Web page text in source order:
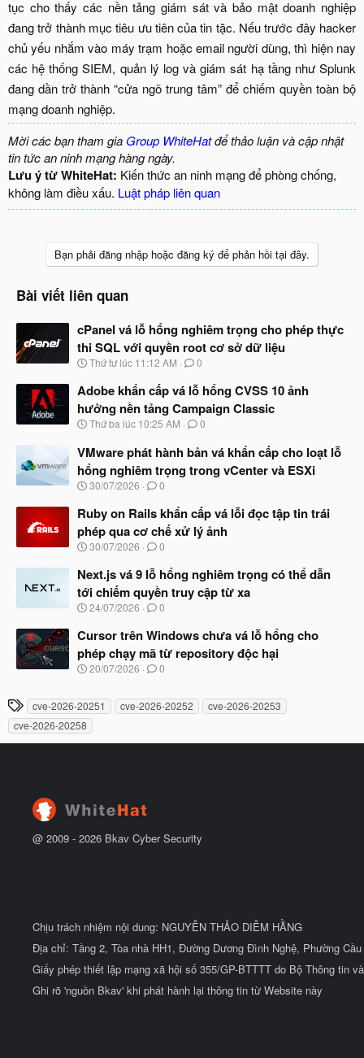
tục cho thấy các nền tảng giám sát và bảo mật doanh nghiệp
đang trở thành mục tiêu ưu tiên của tin tặc. Nếu trước đây hacker
chủ yếu nhắm vào máy trạm hoặc email người dùng, thì hiện nay
các hệ thống SIEM, quản lý log và giám sát hạ tầng như Splunk
đang dần trở thành “cửa ngõ trung tâm” để chiếm quyền toàn bộ
mạng doanh nghiệp.​
Mời các bạn tham gia Group WhiteHatđể thảo luận và cập nhật
tin tức an ninh mạng hàng ngày.
Lưu ý từ WhiteHat: Kiến thức an ninh mạng để phòng chống,
không làm điều xấu. Luật pháp liên quan
Bạn phải đăng nhập hoặc đăng ký để phản hồi tại đây.
Bài viết liên quan
cPanel vá lỗ hổng nghiêm trọng cho phép thực
thi SQL với quyền root cơ sở dữ liệu
N
à
b
ắ
đ
ầ
u
Thứ tư lúc 11:12 AM 0
Adobe khẩn cấp vá lỗ hổng CVSS 10 ảnh
hưởng nền tảng Campaign Classic
N
à
y
b
ắ
đ
ầ
u
Thứ ba lúc 10:25 AM 0
VMware phát hành bản vá khẩn cấp cho loạt lỗ
hổng nghiêm trọng trong vCenter và ESXi
N
à
b
ắ
đ
ầ
u
30/07/2026 0
Ruby on Rails khẩn cấp vá lỗi đọc tập tin trái
phép qua cơ chế xử lý ảnh
N
à
b
ắ
đ
ầ
u
30/07/2026 0
Next.js vá 9 lỗ hổng nghiêm trọng có thể dẫn
tới chiếm quyền truy cập từ xa
N
à
b
ắ
đ
ầ
u
24/07/2026 0
Cursor trên Windows chưa vá lỗ hổng cho
phép chạy mã từ repository độc hại
N
y
b
ắ
t
20/07/2026 0
T
h
ẻ
cve-2026-20251 cve-2026-20252
cve-2026-20253
cve-2026-20258
@ 2009 - 2026 Bkav Cyber Security
Chịu trách nhiệm nội dung: NGUYỄN THẢO DIỄM HẰNG
Địa chỉ: Tầng 2, Tòa nhà HH1, Đường Dương Đình Nghệ, Phường
Giấy phép thiết lập mạng xã hội số 355/GP-BTTTT do Bộ Thông tin
Ghi rõ 'nguồn Bkav' khi phát hành lại thông tin từ Website này